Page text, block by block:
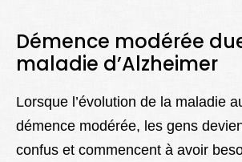
Démence modérée
maladie d’Alzheimer
Lorsque l’évolution de la maladie
démence modérée, les gens
confus et commencent à avoir